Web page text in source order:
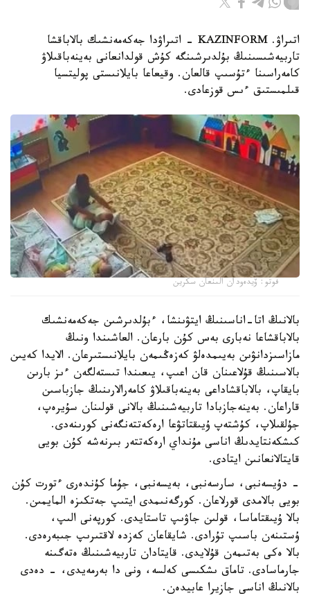
اتىراۋ. KAZINFORM - اتىراۋدا جەكەمەنشىك بالاباقشا
تاربيەشىسىنىڭ بۇلدىرشىنگە كۇش قولدانعانى بەينەباقىلاۋ
كامەراسىنا ءتۇسىپ قالعان. وقيعاعا بايلانىستى پوليتسيا
قىلمىستىق ءىس قوزعادى.
فوتو: ۆيدەودان الىنعان سكرين
بالانىڭ اتا-اناسىنىڭ ايتۋىنشا، ءبۇلدىرشىن جەكەمەنشىك
بالاباقشاعا نەبارى بەس كۇن بارعان. العاشىندا ونىڭ
مازاسىزدانۋىن بەيىمدەلۋ كەزەڭىمەن بايلانىستىرعان. الايدا كەيىن
بالاسىنىڭ قۇلاعىنان قان اعىپ، يىعىندا تىستەلگەن ءىز بارىن
بايقاپ، بالاباقشاداعى بەينەباقىلاۋ كامەرالارىنىڭ جازباسىن
قاراعان. بەينەجازبادا تاربيەشىنىڭ بالانى قولىنان سۇيرەپ،
جۇلقىلاپ، كۇشتەپ ۇيىقتاتۋعا ارەكەتتەنگەنى كورىنەدى.
كىشكەنتايدىڭ اناسى مۇنداي ارەكەتتەر بىرنەشە كۇن بويى
قايتالانعانىن ايتادى.
- دۇيسەنبى، سارسەنبى، بەيسەنبى، جۇما كۇندەرى ءتورت كۇن
بويى بالامدى قورلاعان. كورگەنىمدى ايتىپ جەتكىزە المايمىن.
بالا ۇيىقتاماسا، قولىن جاۋىپ تاستايدى. كورپەنى الىپ،
ۇستىنەن باسىپ تۇرادى. شايقاعان كەزدە لاقتىرىپ جىبەرەدى.
بالا ەكى بەتىمەن قۇلايدى. قايتادان تاربيەشىنىڭ ەتەگىنە
جارماسادى. تاماق ىشكىسى كەلسە، ونى دا بەرمەيدى، - دەدى
بالانىڭ اناسى جازيرا عابيدەن.